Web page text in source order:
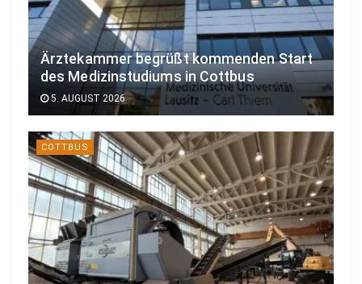
Ärztekammer begrüßt kommenden Start
des Medizinstudiums in Cottbus
5. AUGUST 2026
COTTBUS